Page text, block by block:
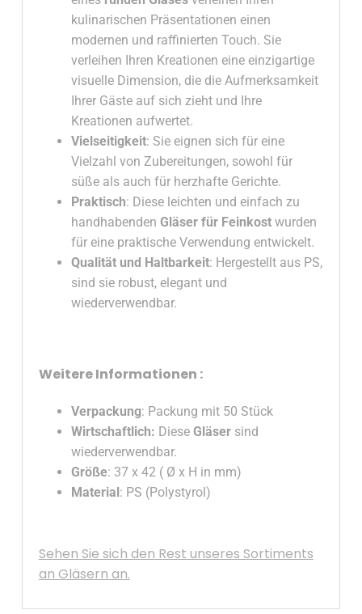
kulinarischen Präsentationen einen
modernen und raffinierten Touch. Sie
verleihen Ihren Kreationen eine einzigartige
visuelle Dimension, die die Aufmerksamkeit
Ihrer Gäste auf sich zieht und Ihre
Kreationen aufwertet.
Vielseitigkeit: Sie eignen sich für eine
Vielzahl von Zubereitungen, sowohl für
süße als auch für herzhafte Gerichte.
Praktisch: Diese leichten und einfach zu
handhabenden Gläser für Feinkostwurden
für eine praktische Verwendung entwickelt.
Qualität und Haltbarkeit: Hergestellt aus PS,
sind sie robust, elegant und
wiederverwendbar.
Weitere Informationen :
Verpackung: Packung mit 50 Stück
Wirtschaftlich: Diese Gläsersind
wiederverwendbar.
Größe: 37 x 42 ( Ø x H in mm)
Material: PS (Polystyrol)
Sehen Sie sich den Rest unseres Sortiments
an Gläsern an.